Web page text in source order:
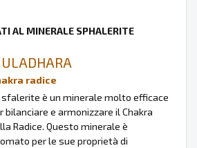
AL MINERALE SPHALERITE
radice
sfalerite è un minerale molto efficace
bilanciare e armonizzare il Chakra
Radice. Questo minerale è
per le sue proprietà di